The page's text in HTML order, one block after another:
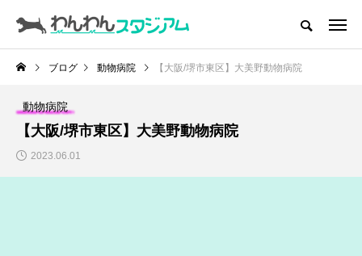
CATEGORY
ドッグラン
ドッグカフェ
愛犬と旅行
ブログ 動物病院 【大阪/堺市東区】大美野動物病院
動物病院
【大阪/堺市東区】大美野動物病院
2023.06.01